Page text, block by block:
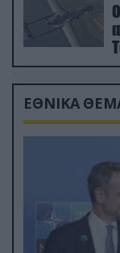
ΕΘΝΙΚΑ